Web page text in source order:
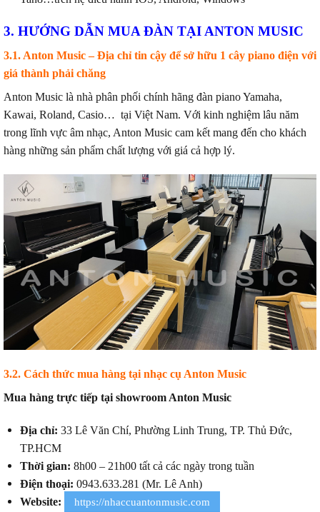
3. HƯỚNG DẪN MUA ĐÀN TẠI ANTON MUSIC
3.1. Anton Music – Địa chỉ tin cậy để sở hữu 1 cây piano điện với
giá thành phải chăng
Anton Music là nhà phân phối chính hãng đàn piano Yamaha,
Kawai, Roland, Casio… tại Việt Nam. Với kinh nghiệm lâu năm
trong lĩnh vực âm nhạc, Anton Music cam kết mang đến cho khách
hàng những sản phẩm chất lượng với giá cả hợp lý.
3.2. Cách thức mua hàng tại nhạc cụ Anton Music
Mua hàng trực tiếp tại showroom Anton Music
Địa chỉ: 33 Lê Văn Chí, Phường Linh Trung, TP. Thủ Đức,
TP.HCM
Thời gian: 8h00 – 21h00 tất cả các ngày trong tuần
Điện thoại: 0943.633.281 (Mr. Lê Anh)
Website:
https://nhaccuantonmusic.com